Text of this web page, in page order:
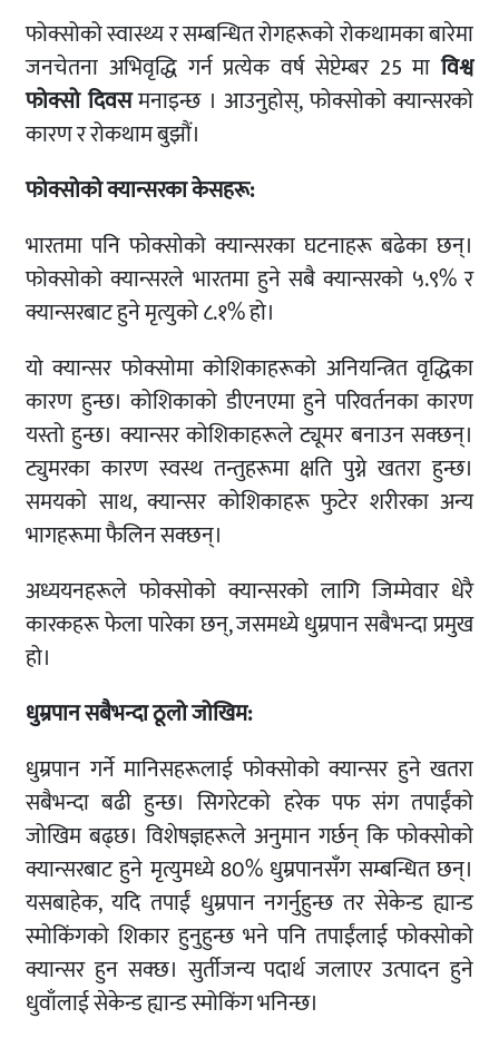
फोक्सोको स्वास्थ्य र सम्बन्धित रोगहरूको रोकथामका बारेमा
जनचेतना अभिवृद्धि गर्न प्रत्येक वर्ष सेप्टेम्बर 25 माविश्व
फोक्सो दिवसमनाइन्छ । आउनुहोस्, फोक्सोको क्यान्सरको
कारण र रोकथाम बुझौं।
फोक्सोको क्यान्सरका केसहरू:
भारतमा पनि फोक्सोको क्यान्सरका घटनाहरू बढेका छन्।
फोक्सोको क्यान्सरले भारतमा हुने सबै क्यान्सरको ५.९% र
क्यान्सरबाट हुने मृत्युको ८.१% हो।
यो क्यान्सर फोक्सोमा कोशिकाहरूको अनियन्त्रित वृद्धिका
कारण हुन्छ। कोशिकाको डीएनएमा हुने परिवर्तनका कारण
यस्तो हुन्छ। क्यान्सर कोशिकाहरूले ट्यूमर बनाउन सक्छन्।
ट्युमरका कारण स्वस्थ तन्तुहरूमा क्षति पुग्ने खतरा हुन्छ।
समयको साथ, क्यान्सर कोशिकाहरू फुटेर शरीरका अन्य
भागहरूमा फैलिन सक्छन्।
अध्ययनहरूले फोक्सोको क्यान्सरको लागि जिम्मेवार धेरै
कारकहरू फेला पारेका छन्, जसमध्ये धुम्रपान सबैभन्दा प्रमुख
हो।
धुम्रपान सबैभन्दा ठूलो जोखिम:
धुम्रपान गर्ने मानिसहरूलाई फोक्सोको क्यान्सर हुने खतरा
सबैभन्दा बढी हुन्छ। सिगरेटको हरेक पफ संग तपाईंको
जोखिम बढ्छ। विशेषज्ञहरूले अनुमान गर्छन् कि फोक्सोको
क्यान्सरबाट हुने मृत्युमध्ये 80% धुम्रपानसँग सम्बन्धित छन्।
यसबाहेक, यदि तपाईं धुम्रपान नगर्नुहुन्छ तर सेकेन्ड ह्यान्ड
स्मोकिंगको शिकार हुनुहुन्छ भने पनि तपाईंलाई फोक्सोको
क्यान्सर हुन सक्छ। सुर्तीजन्य पदार्थ जलाएर उत्पादन हुने
धुवाँलाई सेकेन्ड ह्यान्ड स्मोकिंग भनिन्छ।